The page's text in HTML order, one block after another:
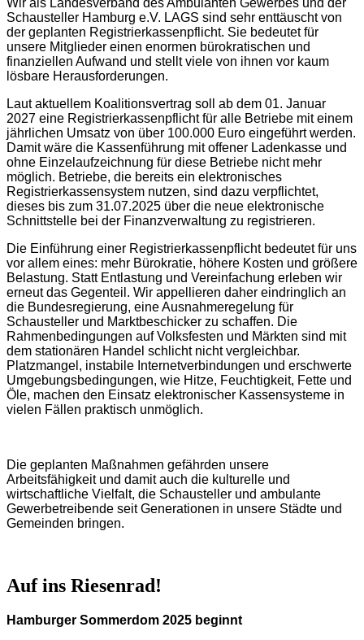
Wir als Landesverband des Ambulanten Gewerbes und der
Schausteller Hamburg e.V. LAGS sind sehr enttäuscht von
der geplanten Registrierkassenpflicht. Sie bedeutet für
unsere Mitglieder einen enormen bürokratischen und
finanziellen Aufwand und stellt viele von ihnen vor kaum
lösbare Herausforderungen.
Laut aktuellem Koalitionsvertrag soll ab dem 01. Januar
2027 eine Registrierkassenpflicht für alle Betriebe mit einem
jährlichen Umsatz von über 100.000 Euro eingeführt werden.
Damit wäre die Kassenführung mit offener Ladenkasse und
ohne Einzelaufzeichnung für diese Betriebe nicht mehr
möglich. Betriebe, die bereits ein elektronisches
Registrierkassensystem nutzen, sind dazu verpflichtet,
dieses bis zum 31.07.2025 über die neue elektronische
Schnittstelle bei der Finanzverwaltung zu registrieren.
Die Einführung einer Registrierkassenpflicht bedeutet für uns
vor allem eines: mehr Bürokratie, höhere Kosten und größere
Belastung. Statt Entlastung und Vereinfachung erleben wir
erneut das Gegenteil. Wir appellieren daher eindringlich an
die Bundesregierung, eine Ausnahmeregelung für
Schausteller und Marktbeschicker zu schaffen. Die
Rahmenbedingungen auf Volksfesten und Märkten sind mit
dem stationären Handel schlicht nicht vergleichbar.
Platzmangel, instabile Internetverbindungen und erschwerte
Umgebungsbedingungen, wie Hitze, Feuchtigkeit, Fette und
Öle, machen den Einsatz elektronischer Kassensysteme in
vielen Fällen praktisch unmöglich.
Die geplanten Maßnahmen gefährden unsere
Arbeitsfähigkeit und damit auch die kulturelle und
wirtschaftliche Vielfalt, die Schausteller und ambulante
Gewerbetreibende seit Generationen in unsere Städte und
Gemeinden bringen.
Auf ins Riesenrad!
Hamburger Sommerdom 2025 beginnt